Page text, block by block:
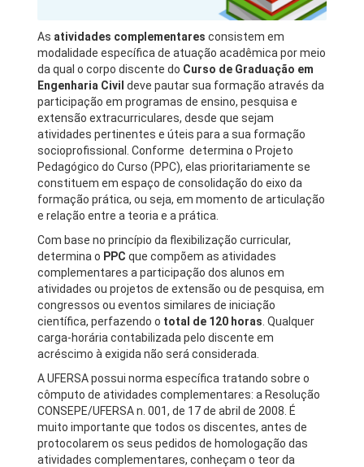
As atividades complementares consistem em
modalidade específica de atuação acadêmica por meio
da qual o corpo discente do Curso de Graduação em
Engenharia Civil deve pautar sua formação através da
participação em programas de ensino, pesquisa e
extensão extracurriculares, desde que sejam
atividades pertinentes e úteis para a sua formação
socioprofissional. Conforme determina o Projeto
Pedagógico do Curso (PPC), elas prioritariamente se
constituem em espaço de consolidação do eixo da
formação prática, ou seja, em momento de articulação
e relação entre a teoria e a prática.
Com base no princípio da flexibilização curricular,
determina o PPC que compõem as atividades
complementares a participação dos alunos em
atividades ou projetos de extensão ou de pesquisa, em
congressos ou eventos similares de iniciação
científica, perfazendo o total de 120 horas . Qualquer
carga-horária contabilizada pelo discente em
acréscimo à exigida não será considerada.
A UFERSA possui norma específica tratando sobre o
cômputo de atividades complementares: a Resolução
CONSEPE/UFERSA n. 001, de 17 de abril de 2008. É
muito importante que todos os discentes, antes de
protocolarem os seus pedidos de homologação das
atividades complementares, conheçam o teor da